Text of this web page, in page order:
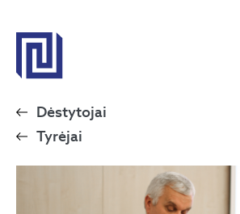
Dėstytojai
Tyrėjai